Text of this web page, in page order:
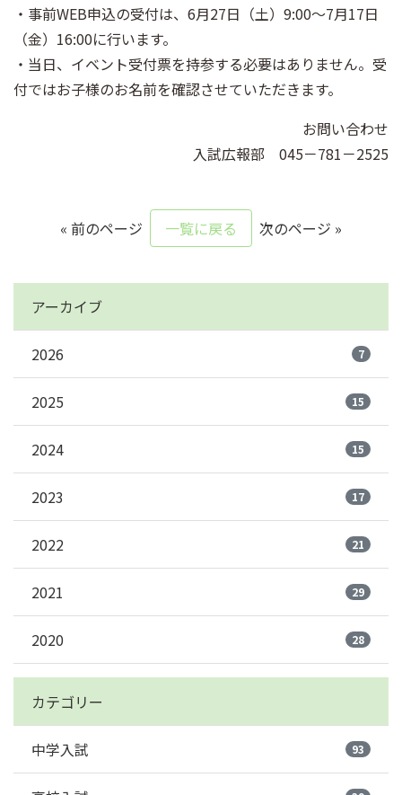
・事前WEB申込の受付は、6月27日（土）9:00～7月17日
（金）16:00に行います。
・当日、イベント受付票を持参する必要はありません。受
付ではお子様のお名前を確認させていただきます。
お問い合わせ
入試広報部 045－781－2525
« 前のページ 一覧に戻る 次のページ »
アーカイブ
2026 7
2025 15
2024 15
2023 17
2022 21
2021 29
2020 28
カテゴリー
中学入試 93